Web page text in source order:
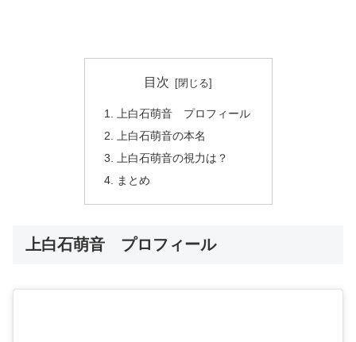
目次
上白石萌音 プロフィール
上白石萌音の本名
上白石萌音の視力は？
まとめ
上白石萌音 プロフィール